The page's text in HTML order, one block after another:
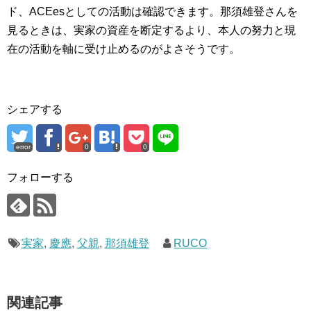
ド、ACEesとしての活動は確認できます。那須雄登さんを
見るときは、実家の資産を断定するより、本人の努力と現
在の活動を軸に受け止めるのがよさそうです。
シェアする
error 0 0
フォローする
実家, 慶應, 父親, 那須雄登 RUCO
関連記事